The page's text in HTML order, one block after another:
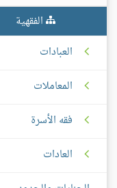
الفقهية
العبادات
المعاملات
فقه الأسرة
العادات